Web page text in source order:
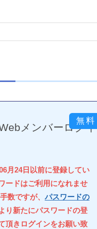
メンバーログイ
月24日以前に登録してい
ードはご利用になれませ
数ですが、 パスワードの
り新たにパスワードの登
頂きログインをお願い致